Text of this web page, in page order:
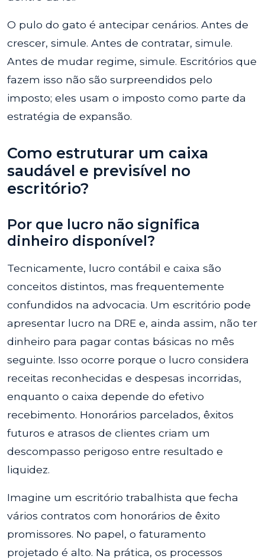
O pulo do gato é antecipar cenários. Antes de
crescer, simule. Antes de contratar, simule.
Antes de mudar regime, simule. Escritórios que
fazem isso não são surpreendidos pelo
imposto; eles usam o imposto como parte da
estratégia de expansão.
Como estruturar um caixa
saudável e previsível no
escritório?
Por que lucro não significa
dinheiro disponível?
Tecnicamente, lucro contábil e caixa são
conceitos distintos, mas frequentemente
confundidos na advocacia. Um escritório pode
apresentar lucro na DRE e, ainda assim, não ter
dinheiro para pagar contas básicas no mês
seguinte. Isso ocorre porque o lucro considera
receitas reconhecidas e despesas incorridas,
enquanto o caixa depende do efetivo
recebimento. Honorários parcelados, êxitos
futuros e atrasos de clientes criam um
descompasso perigoso entre resultado e
liquidez.
Imagine um escritório trabalhista que fecha
vários contratos com honorários de êxito
promissores. No papel, o faturamento
projetado é alto. Na prática, os processos